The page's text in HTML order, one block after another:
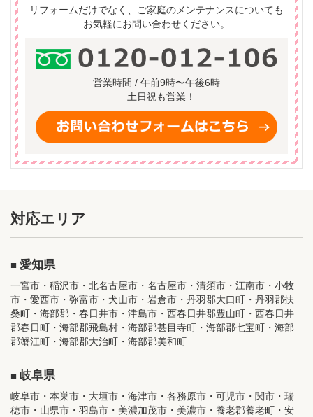
リフォームだけでなく、ご家庭のメンテナンスについても
お気軽にお問い合わせください。
営業時間 / 午前9時〜午後6時
土日祝も営業！
対応エリア
愛知県
一宮市・稲沢市・北名古屋市・名古屋市・清須市・江南市・小牧
市・愛西市・弥富市・犬山市・岩倉市・丹羽郡大口町・丹羽郡扶
桑町・海部郡・春日井市・津島市・西春日井郡豊山町・西春日井
郡春日町・海部郡飛島村・海部郡甚目寺町・海部郡七宝町・海部
郡蟹江町・海部郡大治町・海部郡美和町
岐阜県
岐阜市・本巣市・大垣市・海津市・各務原市・可児市・関市・瑞
穂市・山県市・羽島市・美濃加茂市・美濃市・養老郡養老町・安